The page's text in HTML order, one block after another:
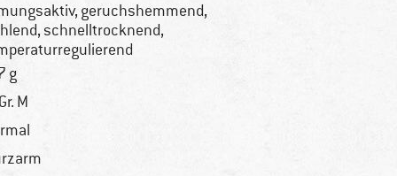
geruchshemmend,
schnelltrocknend,
g
M